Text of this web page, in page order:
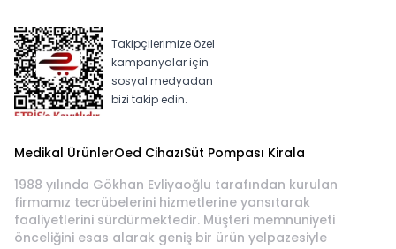
Takipçilerimize özel
kampanyalar için
sosyal medyadan
bizi takip edin.
Medikal ÜrünlerOed CihazıSüt Pompası Kirala
1988 yılında Gökhan Evliyaoğlu tarafından kurulan
firmamız tecrübelerini hizmetlerine yansıtarak
faaliyetlerini sürdürmektedir. Müşteri memnuniyeti
önceliğini esas alarak geniş bir ürün yelpazesiyle